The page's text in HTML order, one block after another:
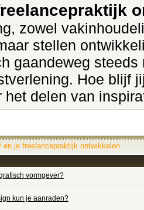
zowel
stellen
gaandeweg
Hoe blijf
het delen van
en je freelancepraktijk ontwikkelen
vormgever?
kun je aanraden?